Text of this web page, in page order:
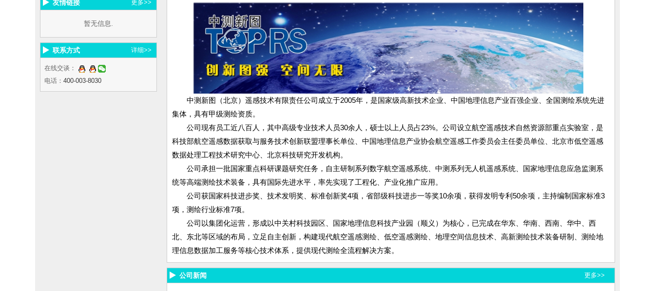
友情链接 更多>>
暂无信息.
联系方式 详细>>
在线交谈：
电话： 400-003-8030
中测新图（北京）遥感技术有限责任公司成立于2005年，是国家级高新技术企业、中国地理信息产业百强企业、全国测绘系统先进
集体，具有甲级测绘资质。
公司现有员工近八百人，其中高级专业技术人员30余人，硕士以上人员占23%。公司设立航空遥感技术自然资源部重点实验室，是
科技部航空遥感数据获取与服务技术创新联盟理事长单位、中国地理信息产业协会航空遥感工作委员会主任委员单位、北京市低空遥感
数据处理工程技术研究中心、北京科技研究开发机构。
公司承担一批国家重点科研课题研究任务，自主研制系列数字航空遥感系统、中测系列无人机遥感系统、国家地理信息应急监测系
统等高端测绘技术装备，具有国际先进水平，率先实现了工程化、产业化推广应用。
公司获国家科技进步奖、技术发明奖、标准创新奖4项，省部级科技进步一等奖10余项，获得发明专利50余项，主持编制国家标准3
项，测绘行业标准7项。
公司以集团化运营，形成以中关村科技园区、国家地理信息科技产业园（顺义）为核心，已完成在华东、华南、西南、华中、西
北、东北等区域的布局，立足自主创新，构建现代航空遥感测绘、低空遥感测绘、地理空间信息技术、高新测绘技术装备研制、测绘地
理信息数据加工服务等核心技术体系，提供现代测绘全流程解决方案。
公司新闻 更多>>